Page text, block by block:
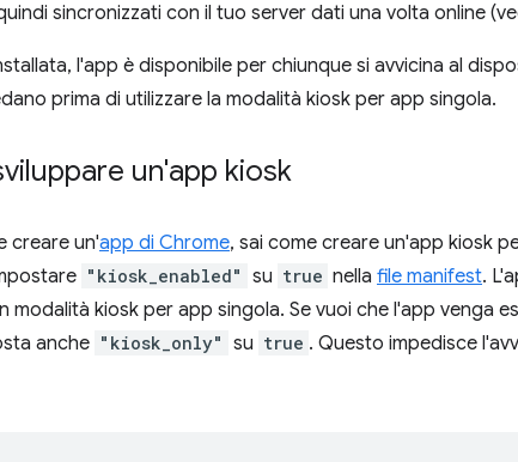
sincronizzati con il tuo server dati una volta online
l'app è disponibile per chiunque si avvicina al
prima di utilizzare la modalità kiosk per app singola.
un'app kiosk
creare un'app di Chrome, sai come creare un'app kiosk
"kiosk_enabled" su true nella file manifest.
modalità kiosk per app singola. Se vuoi che l'app venga
anche "kiosk_only" su true . Questo impedisce